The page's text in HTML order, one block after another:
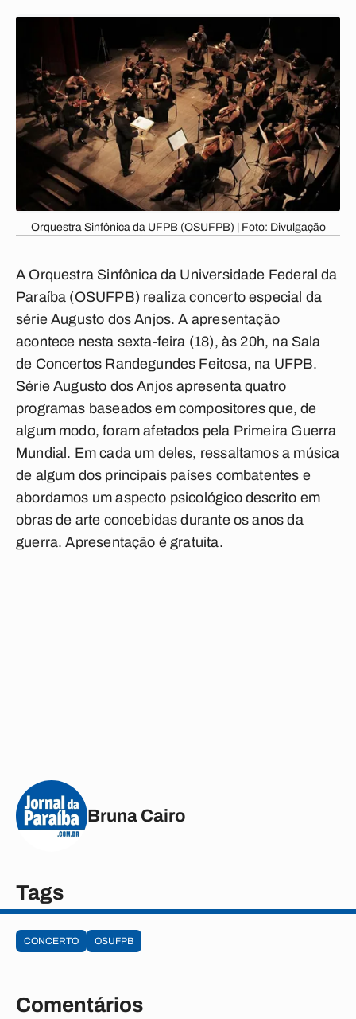
Orquestra Sinfônica da UFPB (OSUFPB) | Foto: Divulgação
A Orquestra Sinfônica da Universidade Federal da
Paraíba (OSUFPB) realiza concerto especial da
série Augusto dos Anjos. A apresentação
acontece nesta sexta-feira (18), às 20h, na Sala
de Concertos Randegundes Feitosa, na UFPB.
Série Augusto dos Anjos apresenta quatro
programas baseados em compositores que, de
algum modo, foram afetados pela Primeira Guerra
Mundial. Em cada um deles, ressaltamos a música
de algum dos principais países combatentes e
abordamos um aspecto psicológico descrito em
obras de arte concebidas durante os anos da
guerra. Apresentação é gratuita.
Bruna Cairo
Tags
CONCERTO OSUFPB
Comentários